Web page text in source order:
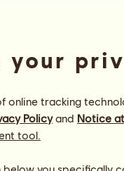
Alle meine Pferde ansehen
your
tracking
Policyand Notice
tool.
you specifically